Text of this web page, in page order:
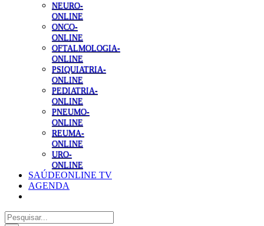
NEURO-
ONLINE
ONCO-
ONLINE
OFTALMOLOGIA-
ONLINE
PSIQUIATRIA-
ONLINE
PEDIATRIA-
ONLINE
PNEUMO-
ONLINE
REUMA-
ONLINE
URO-
ONLINE
SAÚDEONLINE TV
AGENDA
Pesquisar